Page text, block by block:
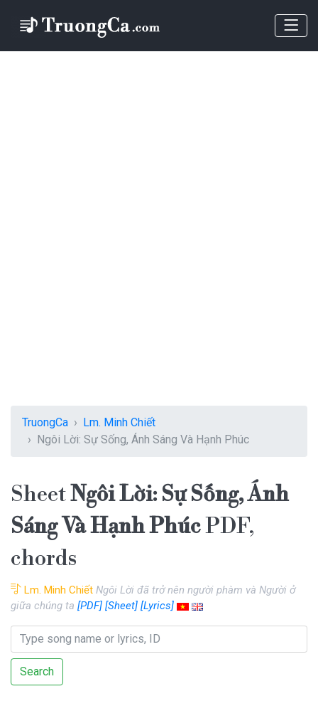
TruongCa
Lm. Minh Chiết
Ngôi Lời: Sự Sống, Ánh Sáng Và Hạnh Phúc
SheetNgôi Lời: Sự Sống, Ánh
Sáng Và Hạnh PhúcPDF,
chords
Lm. Minh Chiết Ngôi Lời đã trở nên người phàm và Người ở
giữa chúng ta [PDF] [Sheet] [Lyrics]
Search